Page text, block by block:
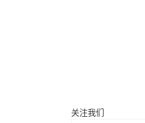
关注我们